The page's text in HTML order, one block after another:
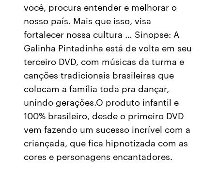
você, procura entender e melhorar o
nosso país. Mais que isso, visa
fortalecer nossa cultura … Sinopse: A
Galinha Pintadinha está de volta em seu
terceiro DVD, com músicas da turma e
canções tradicionais brasileiras que
colocam a família toda pra dançar,
unindo gerações.O produto infantil e
100% brasileiro, desde o primeiro DVD
vem fazendo um sucesso incrível com a
criançada, que fica hipnotizada com as
cores e personagens encantadores.